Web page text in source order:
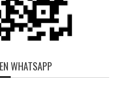
WHATSAPP